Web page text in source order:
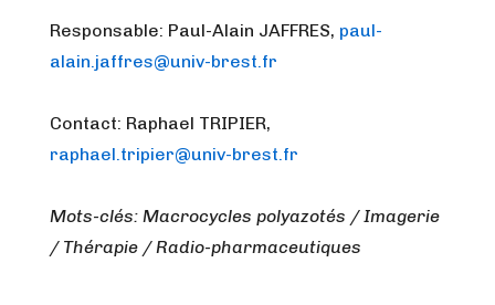
Responsable: Paul-Alain JAFFRES, paul-
alain.jaffres@univ-brest.fr
Contact: Raphael TRIPIER,
raphael.tripier@univ-brest.fr
Mots-clés: Macrocycles polyazotés / Imagerie
/ Thérapie / Radio-pharmaceutiques